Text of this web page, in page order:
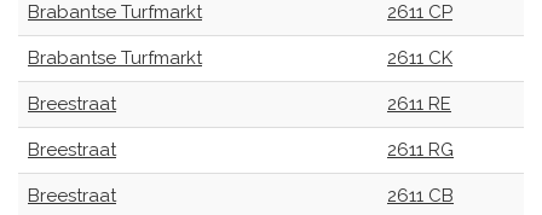
Brabantse Turfmarkt 2611 CP
Brabantse Turfmarkt 2611 CK
Breestraat 2611 RE
Breestraat 2611 RG
Breestraat 2611 CB